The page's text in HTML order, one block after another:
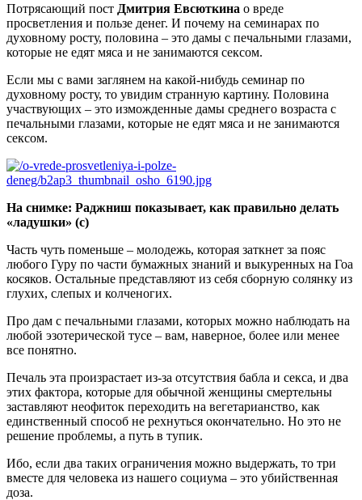
Потрясающий пост Дмитрия Евсюткина о вреде
просветления и пользе денег. И почему на семинарах по
духовному росту, половина – это дамы с печальными глазами,
которые не едят мяса и не занимаются сексом.
Если мы с вами заглянем на какой-нибудь семинар по
духовному росту, то увидим странную картину. Половина
участвующих – это изможденные дамы среднего возраста с
печальными глазами, которые не едят мяса и не занимаются
сексом.
На снимке: Раджниш показывает, как правильно делать
«ладушки» (с)
Часть чуть поменьше – молодежь, которая заткнет за пояс
любого Гуру по части бумажных знаний и выкуренных на Гоа
косяков. Остальные представляют из себя сборную солянку из
глухих, слепых и колченогих.
Про дам с печальными глазами, которых можно наблюдать на
любой эзотерической тусе – вам, наверное, более или менее
все понятно.
Печаль эта произрастает из-за отсутствия бабла и секса, и два
этих фактора, которые для обычной женщины смертельны
заставляют неофиток переходить на вегетарианство, как
единственный способ не рехнуться окончательно. Но это не
решение проблемы, а путь в тупик.
Ибо, если два таких ограничения можно выдержать, то три
вместе для человека из нашего социума – это убийственная
доза.